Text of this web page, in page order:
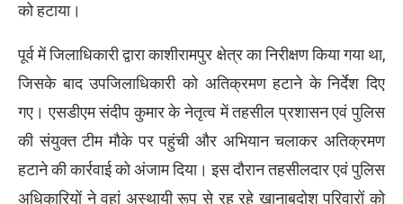
को हटाया।
पूर्व में जिलाधिकारी द्वारा काशीरामपुर क्षेत्र का निरीक्षण किया गया था,
जिसके बाद उपजिलाधिकारी को अतिक्रमण हटाने के निर्देश दिए
गए। एसडीएम संदीप कुमार के नेतृत्व में तहसील प्रशासन एवं पुलिस
की संयुक्त टीम मौके पर पहुंची और अभियान चलाकर अतिक्रमण
हटाने की कार्रवाई को अंजाम दिया। इस दौरान तहसीलदार एवं पुलिस
अधिकारियों ने वहां अस्थायी रूप से रह रहे खानाबदोश परिवारों को